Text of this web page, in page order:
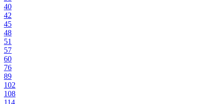
40
42
45
48
51
57
60
76
89
102
108
114